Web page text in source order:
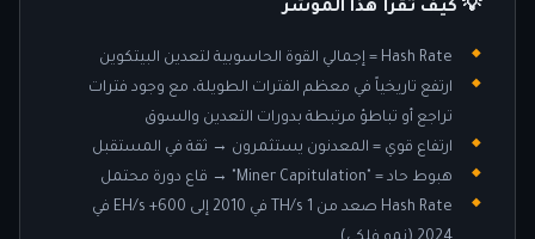
💡 كيف تقرأ هذا المؤشر
Hash Rate = إجمالي القوة الحاسوبية لتعدين البيتكوين
ارتفع تاريخياً في معظم الفترات الطويلة، مع وجود فترات
تراجع أو تباطؤ مرتبطة بدورات التعدين والسوق
ارتفاع قوي = المعدنون يستثمرون → ثقة في المستقبل
هبوط حاد = "Miner Capitulation" → قاع دورة محتمل
Hash Rate صعد من 1 TH/s في 2010 إلى 600+ EH/s في